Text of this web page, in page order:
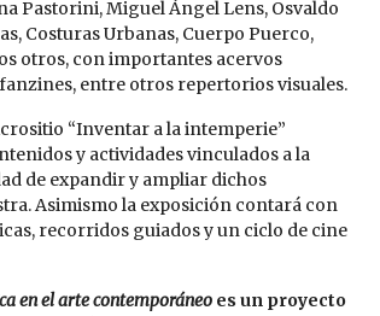
Pastorini, Miguel Ángel Lens, Osvaldo
Costuras Urbanas, Cuerpo Puerco,
otros, con importantes acervos
entre otros repertorios visuales.
“Inventar a la intemperie”
y actividades vinculados a la
de expandir y ampliar dichos
Asimismo la exposición contará con
recorridos guiados y un ciclo de cine
en el arte contemporáneo es un proyecto